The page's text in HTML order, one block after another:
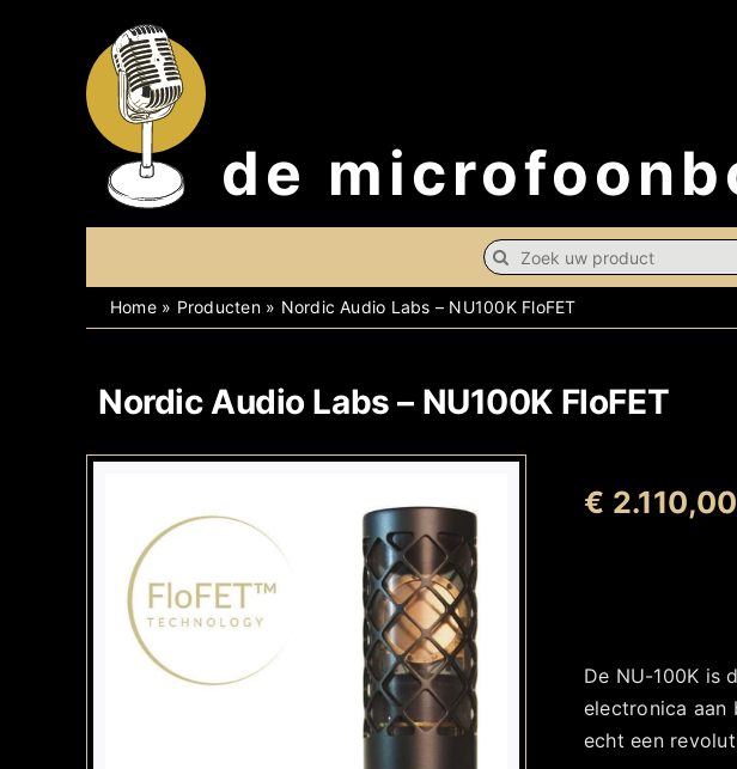
de
Search
for:
Home» Producten» Nordic Audio Labs – NU100K FloFET
Nordic Audio Labs – NU100K FloFET
€ 2.110,00
Labs
-
NU100K
De NU-100K is
electronica aan
echt een